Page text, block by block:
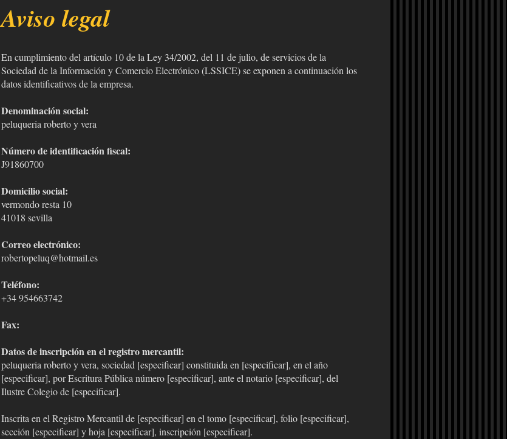
Aviso legal
En cumplimiento del artículo 10 de la Ley 34/2002, del 11 de julio, de servicios de la
Sociedad de la Información y Comercio Electrónico (LSSICE) se exponen a continuación los
datos identificativos de la empresa.
Denominación social:
peluqueria roberto y vera
Número de identificación fiscal:
J91860700
Domicilio social:
vermondo resta 10
41018 sevilla
Correo electrónico:
robertopeluq@hotmail.es
Teléfono:
+34 954663742
Fax:
Datos de inscripción en el registro mercantil:
peluqueria roberto y vera, sociedad [especificar] constituida en [especificar], en el año
[especificar], por Escritura Pública número [especificar], ante el notario [especificar], del
Ilustre Colegio de [especificar].
Inscrita en el Registro Mercantil de [especificar] en el tomo [especificar], folio [especificar],
sección [especificar] y hoja [especificar], inscripción [especificar].